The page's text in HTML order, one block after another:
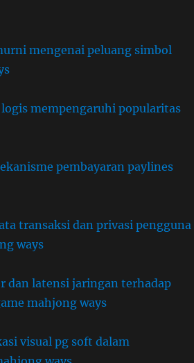
mengenai peluang simbol
mempengaruhi popularitas
pembayaran paylines
transaksi dan privasi pengguna
ways
dan latensi jaringan terhadap
mahjong ways
visual pg soft dalam